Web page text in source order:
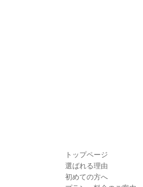
トップページ
選ばれる理由
初めての方へ